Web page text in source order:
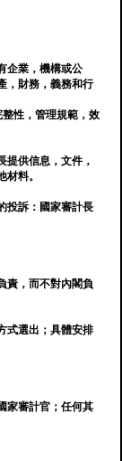
企業，機構或公
，財務，義務和行
性，管理規範，效
提供信息，文件，
料。
投訴：國家審計長
責，而不對內閣負
式選出；具體安排
家審計官；任何其